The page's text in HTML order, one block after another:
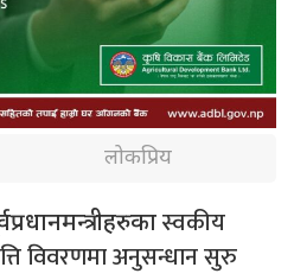
लोकप्रिय
स्वकीय
विवरणमा अनुसन्धान सुरु